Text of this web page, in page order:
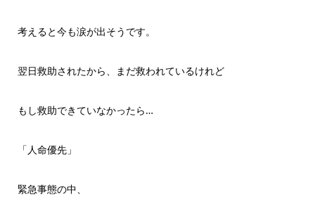
考えると今も涙が出そうです。
翌日救助されたから、まだ救われているけれど
もし救助できていなかったら…
「人命優先」
緊急事態の中、